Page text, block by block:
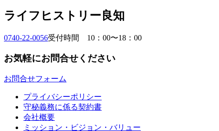
ライフヒストリー良知
0740-22-0056受付時間 10：00〜18：00
お気軽にお問合せください
お問合せフォーム
プライバシーポリシー
守秘義務に係る契約書
会社概要
ミッション・ビジョン・バリュー